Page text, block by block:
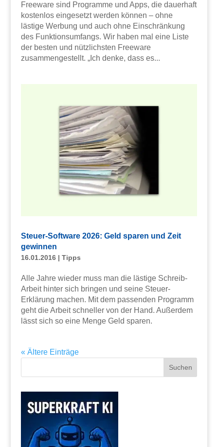
Freeware sind Programme und Apps, die dauerhaft
kostenlos eingesetzt werden können – ohne
lästige Werbung und auch ohne Einschränkung
des Funktionsumfangs. Wir haben mal eine Liste
der besten und nützlichsten Freeware
zusammengestellt. „Ich denke, dass es...
Steuer-Software 2026: Geld sparen und Zeit
gewinnen
16.01.2016| Tipps
Alle Jahre wieder muss man die lästige Schreib-
Arbeit hinter sich bringen und seine Steuer-
Erklärung machen. Mit dem passenden Programm
geht die Arbeit schneller von der Hand. Außerdem
lässt sich so eine Menge Geld sparen.
« Ältere Einträge